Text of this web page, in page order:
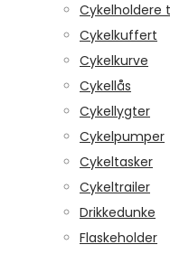
Cykelholdere
Cykelkuffert
Cykelkurve
Cykellås
Cykellygter
Cykelpumper
Cykeltasker
Cykeltrailer
Drikkedunke
Flaskeholder